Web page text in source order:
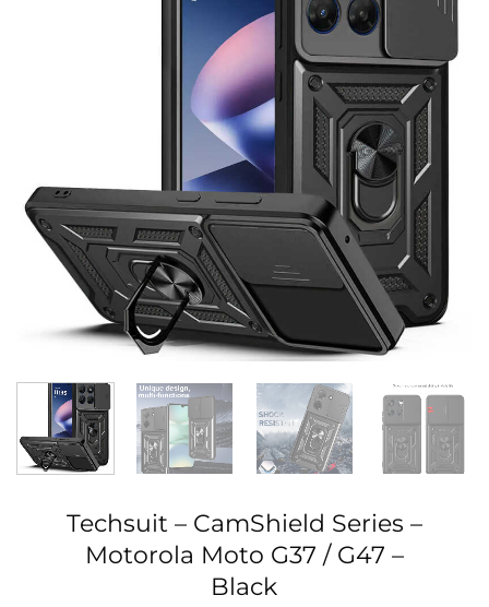
Techsuit – CamShield Series –
Motorola Moto G37 / G47 –
Black